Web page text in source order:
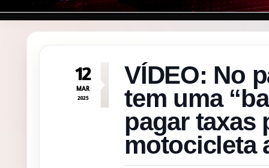
12
MAR
2025
VÍDEO: No
tem uma
pagar taxas
motocicleta